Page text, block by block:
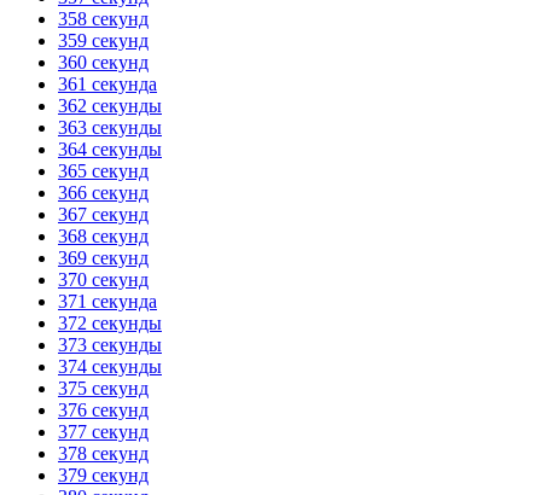
358 секунд
359 секунд
360 секунд
361 секунда
362 секунды
363 секунды
364 секунды
365 секунд
366 секунд
367 секунд
368 секунд
369 секунд
370 секунд
371 секунда
372 секунды
373 секунды
374 секунды
375 секунд
376 секунд
377 секунд
378 секунд
379 секунд